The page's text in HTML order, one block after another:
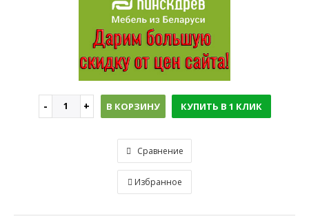
В КОРЗИНУ КУПИТЬ В 1 КЛИК
Сравнение
Избранное